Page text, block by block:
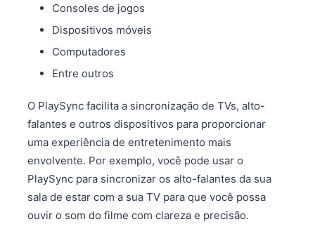
Consoles de jogos
Dispositivos móveis
Computadores
Entre outros
O PlaySync facilita a sincronização de TVs, alto-
falantes e outros dispositivos para proporcionar
uma experiência de entretenimento mais
envolvente. Por exemplo, você pode usar o
PlaySync para sincronizar os alto-falantes da sua
sala de estar com a sua TV para que você possa
ouvir o som do filme com clareza e precisão.